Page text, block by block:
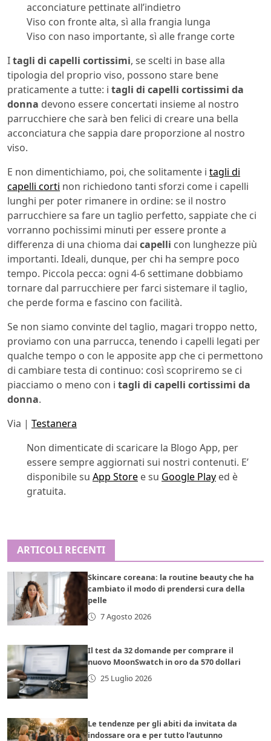
acconciature pettinate all’indietro
Viso con fronte alta, sì alla frangia lunga
Viso con naso importante, sì alle frange corte
Itagli di capelli cortissimi, se scelti in base alla
tipologia del proprio viso, possono stare bene
praticamente a tutte: i tagli di capelli cortissimi da
donna devono essere concertati insieme al nostro
parrucchiere che sarà ben felici di creare una bella
acconciatura che sappia dare proporzione al nostro
viso.
E non dimentichiamo, poi, che solitamente i tagli di
capelli corti non richiedono tanti sforzi come i capelli
lunghi per poter rimanere in ordine: se il nostro
parrucchiere sa fare un taglio perfetto, sappiate che ci
vorranno pochissimi minuti per essere pronte a
differenza di una chioma dai capelli con lunghezze più
importanti. Ideali, dunque, per chi ha sempre poco
tempo. Piccola pecca: ogni 4-6 settimane dobbiamo
tornare dal parrucchiere per farci sistemare il taglio,
che perde forma e fascino con facilità.
Se non siamo convinte del taglio, magari troppo netto,
proviamo con una parrucca, tenendo i capelli legati per
qualche tempo o con le apposite app che ci permettono
di cambiare testa di continuo: così scopriremo se ci
piacciamo o meno con i tagli di capelli cortissimi da
donna.
Via | Testanera
Non dimenticate di scaricare la Blogo App, per
essere sempre aggiornati sui nostri contenuti. E’
disponibile su App Store e su Google Play ed è
gratuita.
ARTICOLI RECENTI
Skincare coreana: la routine beauty che ha
cambiato il modo di prendersi cura della
pelle
7 Agosto 2026
Il test da 32 domande per comprare il
nuovo MoonSwatch in oro da 570 dollari
25 Luglio 2026
Le tendenze per gli abiti da invitata da
indossare ora e per tutto l’autunno